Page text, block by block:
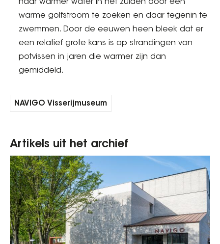
naar warmer water in het zuiden door een
warme golfstroom te zoeken en daar tegenin te
zwemmen. Door de eeuwen heen bleek dat er
een relatief grote kans is op strandingen van
potvissen in jaren die warmer zijn dan
gemiddeld.
NAVIGO Visserijmuseum
Artikels uit het archief